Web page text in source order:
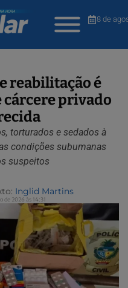
8 de
reabilitação é
privado
torturados e sedados à
condições subumanas
suspeitos
Inglid Martins
de 2026 às 14:31